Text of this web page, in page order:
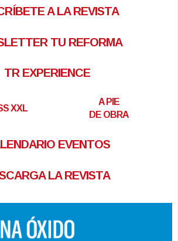
A LA REVISTA
TU REFORMA
TR EXPERIENCE
XXL
A PIE
DE OBRA
EVENTOS
LA REVISTA